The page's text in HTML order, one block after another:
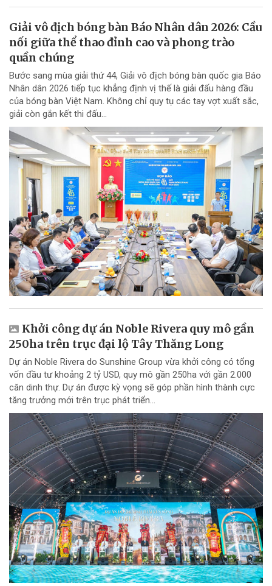
Giải vô địch bóng bàn Báo Nhân dân 2026: Cầu
nối giữa thể thao đỉnh cao và phong trào
quần chúng
Bước sang mùa giải thứ 44, Giải vô địch bóng bàn quốc gia Báo
Nhân dân 2026 tiếp tục khẳng định vị thế là giải đấu hàng đầu
của bóng bàn Việt Nam. Không chỉ quy tụ các tay vợt xuất sắc,
giải còn gắn kết thi đấu...
Khởi công dự án Noble Rivera quy mô gần
250ha trên trục đại lộ Tây Thăng Long
Dự án Noble Rivera do Sunshine Group vừa khởi công có tổng
vốn đầu tư khoảng 2 tỷ USD, quy mô gần 250ha với gần 2.000
căn dinh thự. Dự án được kỳ vọng sẽ góp phần hình thành cực
tăng trưởng mới trên trục phát triển...